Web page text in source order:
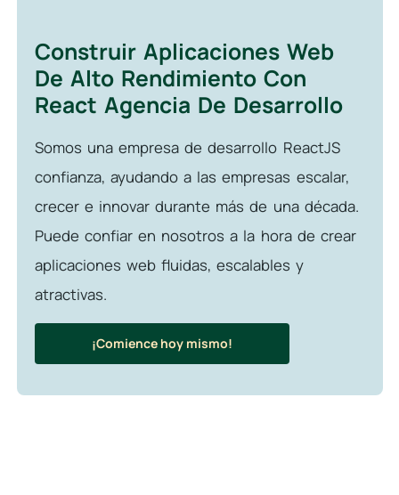
Construir Aplicaciones Web
De Alto Rendimiento Con
React Agencia De Desarrollo
Somos una empresa de desarrollo ReactJS
confianza, ayudando a las empresas escalar,
crecer e innovar durante más de una década.
Puede confiar en nosotros a la hora de crear
aplicaciones web fluidas, escalables y
atractivas.
¡Comience hoy mismo!